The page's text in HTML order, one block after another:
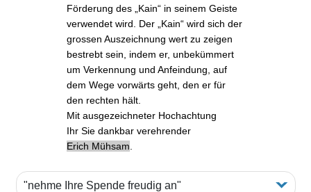
Förderung des „Kain“ in seinem Geiste
verwendet wird. Der „Kain“ wird sich der
grossen Auszeichnung wert zu zeigen
bestrebt sein, indem er, unbekümmert
um Verkennung und Anfeindung, auf
dem Wege vorwärts geht, den er für
den rechten hält.
Mit ausgezeichneter Hochachtung
Ihr Sie dankbar verehrender
Erich Mühsam
"nehme Ihre Spende freudig an"